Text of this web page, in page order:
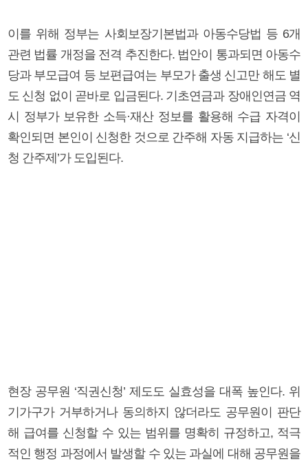
이를 위해 정부는 사회보장기본법과 아동수당법 등 6개
관련 법률 개정을 전격 추진한다. 법안이 통과되면 아동수
당과 부모급여 등 보편급여는 부모가 출생 신고만 해도 별
도 신청 없이 곧바로 입금된다. 기초연금과 장애인연금 역
시 정부가 보유한 소득·재산 정보를 활용해 수급 자격이
확인되면 본인이 신청한 것으로 간주해 자동 지급하는 ‘신
청 간주제’가 도입된다.
현장 공무원 ‘직권신청’ 제도도 실효성을 대폭 높인다. 위
기가구가 거부하거나 동의하지 않더라도 공무원이 판단
해 급여를 신청할 수 있는 범위를 명확히 규정하고, 적극
적인 행정 과정에서 발생할 수 있는 과실에 대해 공무원을